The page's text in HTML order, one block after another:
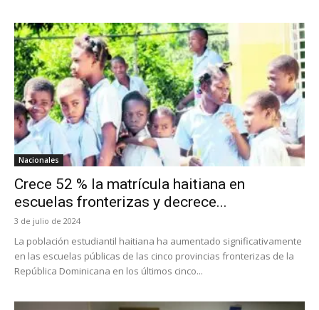
Nacionales
Crece 52 % la matrícula haitiana en
escuelas fronterizas y decrece...
3 de julio de 2024
La población estudiantil haitiana ha aumentado significativamente
en las escuelas públicas de las cinco provincias fronterizas de la
República Dominicana en los últimos cinco...